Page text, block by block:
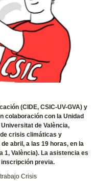
(CIDE, CSIC-UV-GVA) y
colaboración con la Unidad
de València,
crisis climáticas y
abril, a las 19 horas, en la
1, València). La asistencia es
previa.
Crisis